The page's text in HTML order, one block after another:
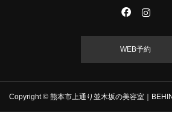
WEB予約
Copyright © 熊本市上通り並木坂の美容室｜